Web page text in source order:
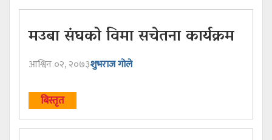
मउबा संघको विमा सचेतना कार्यक्रम
आश्विन ०२, २०७३शुभराज गोले
बिस्तृत